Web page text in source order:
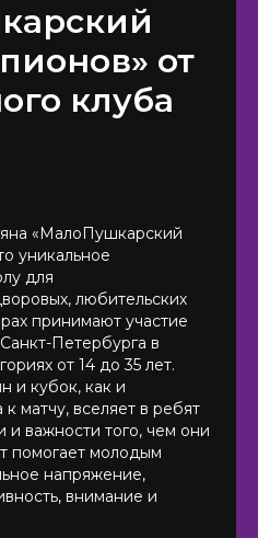
от
клуба
«МалоПушкарский
уникальное
для
любительских
принимают участие
Петербурга в
от 14 до 35 лет.
и кубок, как и
матчу, вселяет в ребят
и важности того, чем они
помогает молодым
напряжение,
внимание и